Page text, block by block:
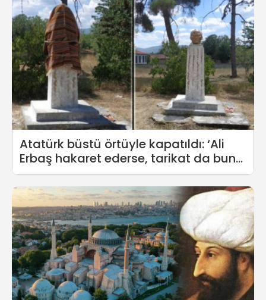
Atatürk büstü örtüyle kapatıldı: ‘Ali
Erbaş hakaret ederse, tarikat da bunu
yapar’